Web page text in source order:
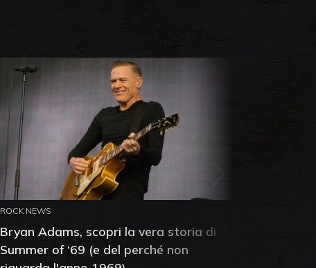
ROCK NEWS
Bryan Adams, scopri la vera storia di
Summer of ‘69 (e del perché non